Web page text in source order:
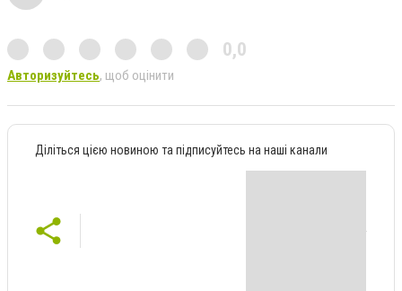
0,0
Авторизуйтесь, щоб оцінити
Діліться цією новиною та підписуйтесь на наші канали